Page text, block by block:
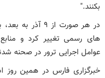
بکنند."
در هر صورت از ۹
های رسمی تغییر کرد و
عوامل اجرایی ترور در صحنه
خبرگزاری فارس در همین روز